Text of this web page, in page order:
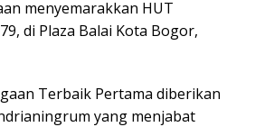
menyemarakkan HUT
di Plaza Balai Kota Bogor,
Terbaik Pertama diberikan
yang menjabat